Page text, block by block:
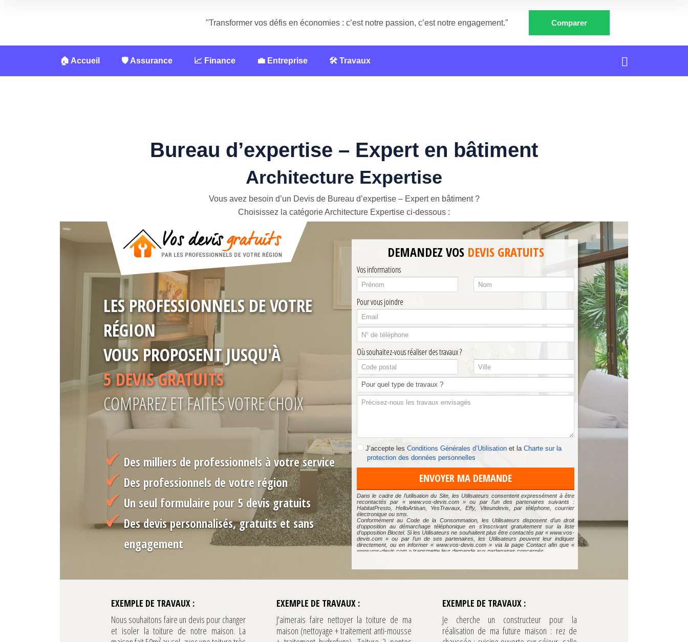
"Transformer vos défis en économies : c’est notre passion, c’est notre engagement." Comparer
🏠 Accueil 🛡️ Assurance 📈 Finance 💼 Entreprise 🛠️ Travaux
Bureau d’expertise – Expert en bâtiment
Architecture Expertise
Vous avez besoin d’un Devis de Bureau d’expertise – Expert en bâtiment ?
Choisissez la catégorie Architecture Expertise ci-dessous :